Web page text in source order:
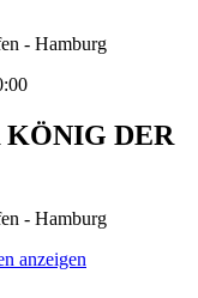
- Hamburg
KÖNIG DER
- Hamburg
anzeigen